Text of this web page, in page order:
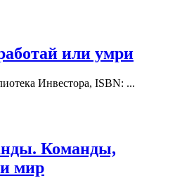
или умри
Инвестора, ISBN: ...
Команды,
мир